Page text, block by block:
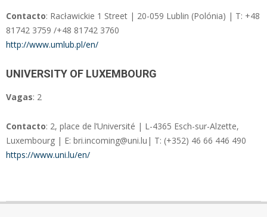
Contacto: Racławickie 1 Street | 20-059 Lublin (Polónia) | T: +48
81742 3759 /+48 81742 3760
http://www.umlub.pl/en/
UNIVERSITY OF LUXEMBOURG
Vagas: 2
Contacto: 2, place de l’Université | L-4365 Esch-sur-Alzette,
Luxembourg | E: bri.incoming@uni.lu| T: (+352) 46 66 446 490
https://www.uni.lu/en/
2018-